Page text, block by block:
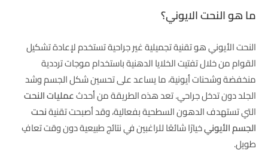
ما هو النحت الايوني؟
النحت الأيوني هو تقنية تجميلية غير جراحية تستخدم لإعادة تشكيل
القوام من خلال تفتيت الخلايا الدهنية باستخدام موجات ترددية
منخفضة وشحنات أيونية، ما يساعد على تحسين شكل الجسم وشد
الجلد دون تدخل جراحي. تعد هذه الطريقة من أحدثعمليات النحت
التي تستهدف الدهون السطحية بفعالية، وقد أصبحت تقنيةنحت
الجسم الأيونيخيارًا شائعًا للراغبين في نتائج طبيعية دون وقت تعافٍ
طويل.